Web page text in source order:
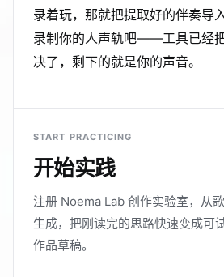
录着玩，那就把提取好的伴奏导
录制你的人声轨吧——工具已经
决了，剩下的就是你的声音。
START PRACTICING
开始实践
注册 Noema Lab 创作实验室，从
生成，把刚读完的思路快速变成可
作品草稿。